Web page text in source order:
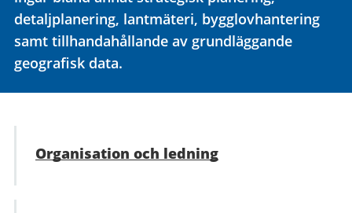
detaljplanering, lantmäteri, bygglovhantering
samt tillhandahållande av grundläggande
geografisk data.
Organisation och ledning